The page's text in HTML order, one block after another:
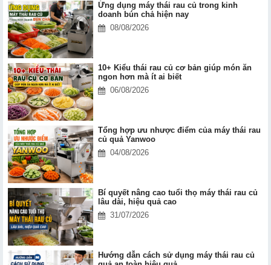
Ứng dụng máy thái rau củ trong kinh
doanh bún chả hiện nay
08/08/2026
10+ Kiểu thái rau củ cơ bản giúp món ăn
ngon hơn mà ít ai biết
06/08/2026
Tổng hợp ưu nhược điểm của máy thái rau
củ quả Yanwoo
04/08/2026
Bí quyết nâng cao tuổi thọ máy thái rau củ
lâu dài, hiệu quả cao
31/07/2026
Hướng dẫn cách sử dụng máy thái rau củ